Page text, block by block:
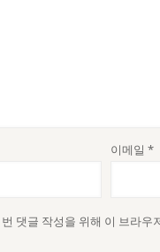
이메일*
댓글 작성을 위해 이 브라